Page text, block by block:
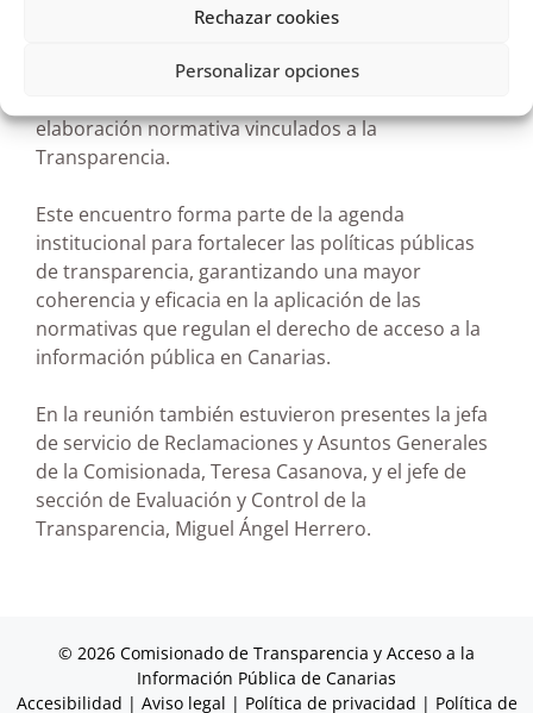
Rechazar cookies
Personalizar opciones
jueves una reunión de trabajo con la directora
Canarias, Carmen Delia Alberto, con el objetivo de
elaboración normativa vinculados a la
Transparencia.
Este encuentro forma parte de la agenda
institucional para fortalecer las políticas públicas
de transparencia, garantizando una mayor
coherencia y eficacia en la aplicación de las
normativas que regulan el derecho de acceso a la
información pública en Canarias.
En la reunión también estuvieron presentes la jefa
de servicio de Reclamaciones y Asuntos Generales
de la Comisionada, Teresa Casanova, y el jefe de
sección de Evaluación y Control de la
Transparencia, Miguel Ángel Herrero.
© 2026 Comisionado de Transparencia y Acceso a la
Información Pública de Canarias
Accesibilidad | Aviso legal | Política de privacidad | Política de